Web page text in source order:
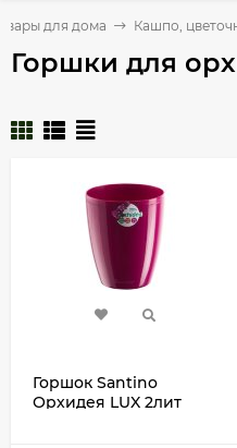
для дома Кашпо,
Горшки для
Горшок Santino
Орхидея LUX 2лит